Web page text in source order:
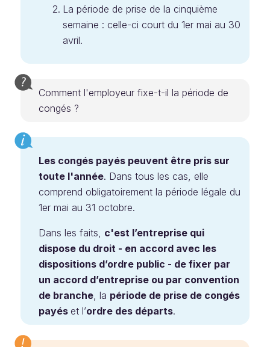
La période de prise de la cinquième
semaine : celle-ci court du 1er mai au 30
avril.
Comment l'employeur fixe-t-il la période de
congés ?
Les congés payés peuvent être pris sur
toute l'année. Dans tous les cas, elle
comprend obligatoirement la période légale du
1er mai au 31 octobre.
Dans les faits, c'est l’entreprise qui
dispose du droit - en accord avec les
dispositions d’ordre public - de fixer par
un accord d’entreprise ou par convention
de branche, la période de prise de congés
payés et l’ordre des départs.